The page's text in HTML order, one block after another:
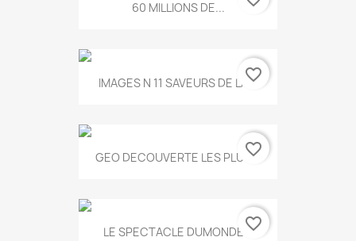
60 MILLIONS DE...
IMAGES N 11 SAVEURS DE LA...
favorite_border
GEO DECOUVERTE LES PLUS...
favorite_border
LE SPECTACLE DUMONDE...favorite_border